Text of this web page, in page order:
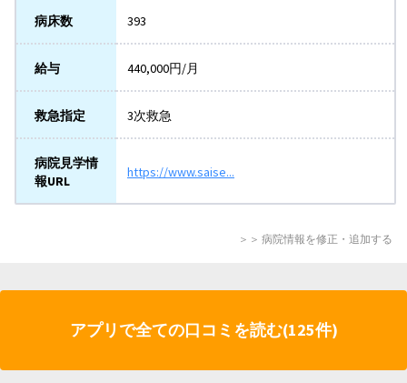
病床数 393
給与 440,000円/月
救急指定 3次救急
病院見学情
報URL
https://www.saise...
＞＞ 病院情報を修正・追加する
アプリで全ての口コミを読む(125件)